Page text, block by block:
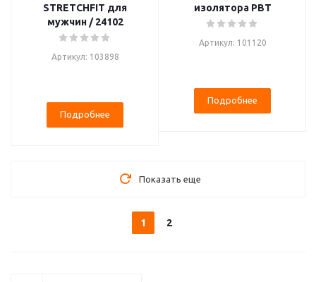
STRETCHFIT для
мужчин / 24102
Артикул: 103898
Подробнее
изолятора PBT
Артикул: 101120
Подробнее
Показать еще
1 2